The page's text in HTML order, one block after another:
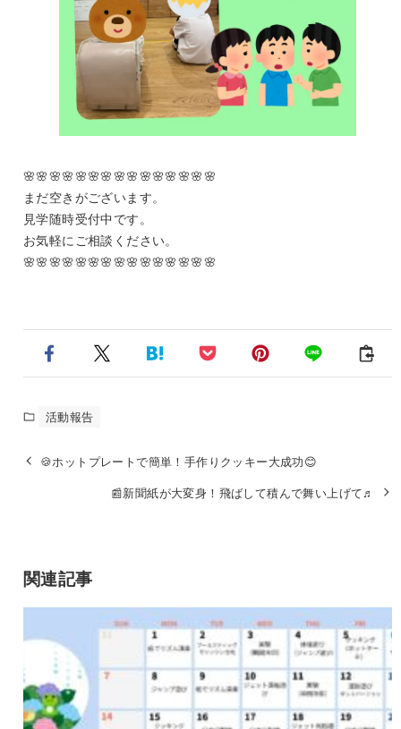
🌸🌸🌸🌸🌸🌸🌸🌸🌸🌸🌸🌸🌸🌸🌸
まだ空きがございます。
見学随時受付中です。
お気軽にご相談ください。
🌸🌸🌸🌸🌸🌸🌸🌸🌸🌸🌸🌸🌸🌸🌸
活動報告
🍪ホットプレートで簡単！手作りクッキー大成功😊
📰新聞紙が大変身！飛ばして積んで舞い上げて♬
関連記事